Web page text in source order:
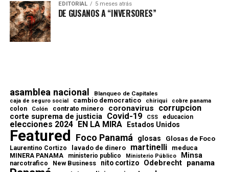
EDITORIAL 5 meses atrás
DE GUSANOS A “INVERSORES”
asamblea nacional Blanqueo de Capitales
caja de seguro social cambio democratico chiriqui cobre panama
colon Colón contrato minero coronavirus corrupcion
corte suprema de justicia Covid-19 CSS educacion
elecciones 2024 EN LA MIRA Estados Unidos
Featured Foco Panamá glosas Glosas de Foco
Laurentino Cortizo lavado de dinero martinelli meduca
MINERA PANAMA ministerio publico Ministerio Público Minsa
narcotrafico New Business nito cortizo Odebrecht panama